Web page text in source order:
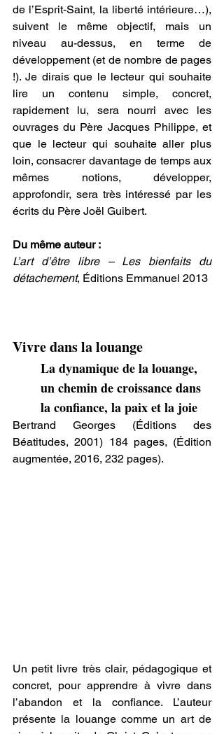
de l’Esprit-Saint, la liberté intérieure…),
suivent le même objectif, mais un
niveau au-dessus, en terme de
développement (et de nombre de pages
!). Je dirais que le lecteur qui souhaite
lire un contenu simple, concret,
rapidement lu, sera nourri avec les
ouvrages du Père Jacques Philippe, et
que le lecteur qui souhaite aller plus
loin, consacrer davantage de temps aux
mêmes notions, développer,
approfondir, sera très intéressé par les
écrits du Père Joël Guibert.
Du même auteur :
L’art d’être libre – Les bienfaits du
détachement, Éditions Emmanuel 2013
Vivre dans la louange
La dynamique de la louange,
un chemin de croissance dans
la confiance, la paix et la joie
Bertrand Georges (Éditions des
Béatitudes, 2001) 184 pages, (Édition
augmentée, 2016, 232 pages).
Un petit livre très clair, pédagogique et
concret, pour apprendre à vivre dans
l’abandon et la confiance. L’auteur
présente la louange comme un art de